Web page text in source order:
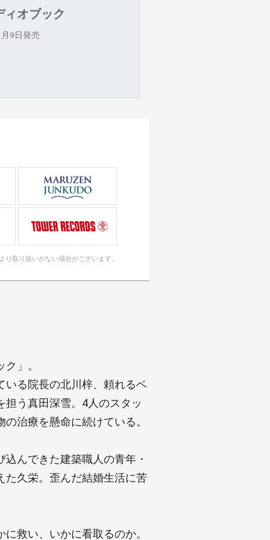
ィオブック
9日発売
り取り扱いがない場合がございます。
」。
いる院長の北川梓、頼れるベ
う真田深雪。4人のスタッ
治療を懸命に続けている。
んできた建築職人の青年・
た久栄。歪んだ結婚生活に苦
救い、いかに看取るのか。